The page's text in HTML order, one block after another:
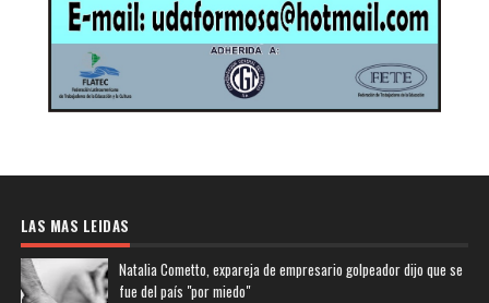
LAS MAS LEIDAS
Natalia Cometto, expareja de empresario golpeador dijo que se
fue del país "por miedo"